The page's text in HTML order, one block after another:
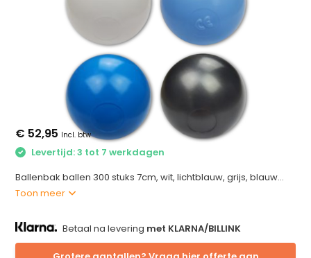
€ 52,95 Incl. btw
Levertijd: 3 tot 7 werkdagen
Ballenbak ballen 300 stuks 7cm, wit, lichtblauw, grijs, blauw...
Toon meer
Betaal na levering met KLARNA/BILLINK